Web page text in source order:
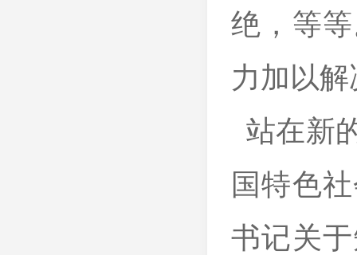
绝，等
力加以
站在新
国特色
书记关